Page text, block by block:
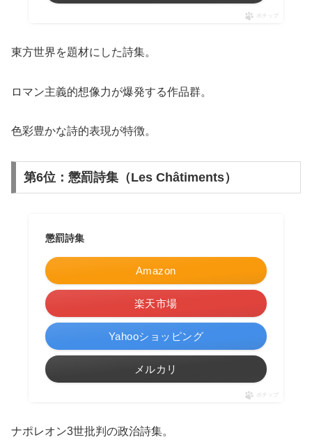
ポチップ
東方世界を題材にした詩集。
ロマン主義的想像力が爆発する作品群。
色彩豊かな詩的表現が特徴。
第6位：懲罰詩集（Les Châtiments）
懲罰詩集
Amazon
楽天市場
Yahooショッピング
メルカリ
ポチップ
ナポレオン3世批判の政治詩集。